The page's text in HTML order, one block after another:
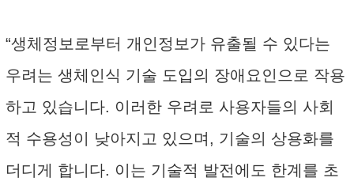
“생체정보로부터 개인정보가 유출될 수 있다는
우려는 생체인식 기술 도입의 장애요인으로 작용
하고 있습니다. 이러한 우려로 사용자들의 사회
적 수용성이 낮아지고 있으며, 기술의 상용화를
더디게 합니다. 이는 기술적 발전에도 한계를 초